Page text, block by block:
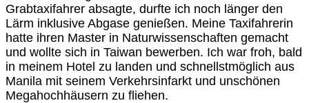
Grabtaxifahrer absagte, durfte ich noch länger den
Lärm inklusive Abgase genießen. Meine Taxifahrerin
hatte ihren Master in Naturwissenschaften gemacht
und wollte sich in Taiwan bewerben. Ich war froh, bald
in meinem Hotel zu landen und schnellstmöglich aus
Manila mit seinem Verkehrsinfarkt und unschönen
Megahochhäusern zu fliehen.